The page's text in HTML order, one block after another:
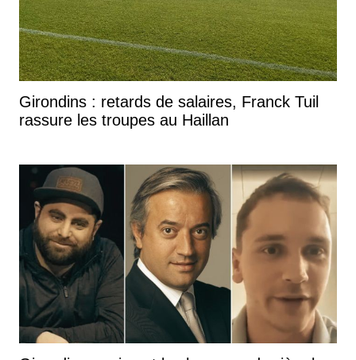
Girondins : retards de salaires, Franck Tuil
rassure les troupes au Haillan